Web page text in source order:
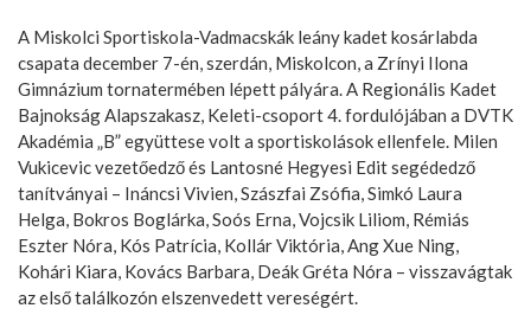
A Miskolci Sportiskola-Vadmacskák leány kadet kosárlabda
csapata december 7-én, szerdán, Miskolcon, a Zrínyi Ilona
Gimnázium tornatermében lépett pályára. A Regionális Kadet
Bajnokság Alapszakasz, Keleti-csoport 4. fordulójában a DVTK
Akadémia „B” együttese volt a sportiskolások ellenfele. Milen
Vukicevic vezetőedző és Lantosné Hegyesi Edit segédedző
tanítványai – Ináncsi Vivien, Szászfai Zsófia, Simkó Laura
Helga, Bokros Boglárka, Soós Erna, Vojcsik Liliom, Rémiás
Eszter Nóra, Kós Patrícia, Kollár Viktória, Ang Xue Ning,
Kohári Kiara, Kovács Barbara, Deák Gréta Nóra – visszavágtak
az első találkozón elszenvedett vereségért.